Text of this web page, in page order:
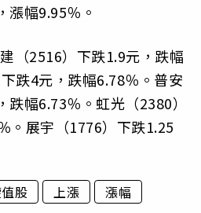
漲幅9.95％。
（2516）下跌1.9元，跌幅
跌4元，跌幅6.78％。普安
跌幅6.73％。虹光（2380）
。展宇（1776）下跌1.25
股 上漲
漲幅